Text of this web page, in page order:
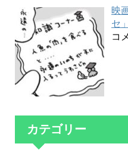
映
セ
コ
カテゴリー